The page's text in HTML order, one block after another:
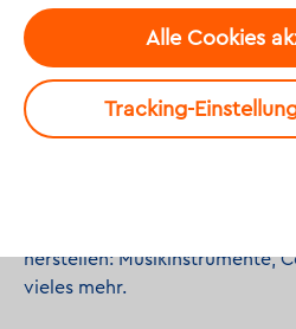
Kurzbeschreibung
herstellen: Musikinstrumente,
vieles mehr.
Alle Cookies
Tracking-